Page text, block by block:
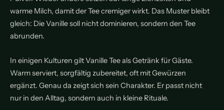
warme Milch, damit der Tee cremiger wirkt. Das Muster bleibt
gleich: Die Vanille soll nicht dominieren, sondern den Tee
abrunden.
In einigen Kulturen gilt Vanille Tee als Getränk für Gäste.
Warm serviert, sorgfältig zubereitet, oft mit Gewürzen
ergänzt. Genau da zeigt sich sein Charakter. Er passt nicht
nur in den Alltag, sondern auch in kleine Rituale.